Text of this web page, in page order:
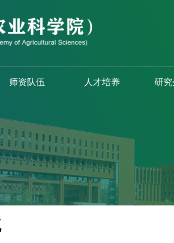
师资队伍 人才培养 研